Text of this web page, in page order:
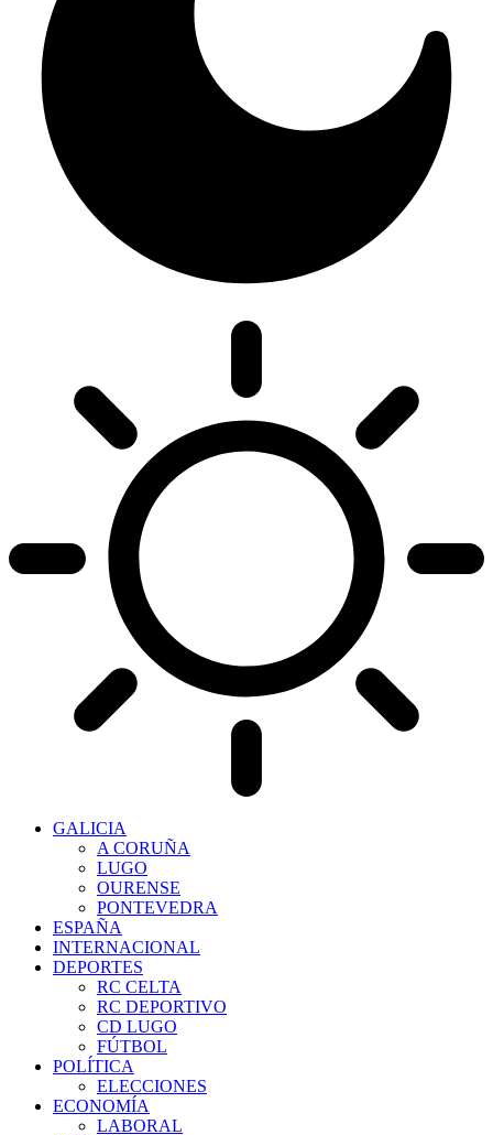
GALICIA
A CORUÑA
LUGO
OURENSE
PONTEVEDRA
ESPAÑA
INTERNACIONAL
DEPORTES
RC CELTA
RC DEPORTIVO
CD LUGO
FÚTBOL
POLÍTICA
ELECCIONES
ECONOMÍA
LABORAL